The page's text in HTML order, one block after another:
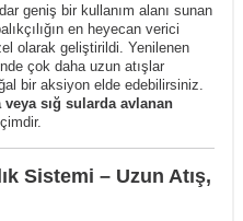
geniş bir kullanım alanı sunan
en heyecan verici
olarak geliştirildi. Yenilenen
çok daha uzun atışlar
bir aksiyon elde edebilirsiniz.
veya sığ sularda avlanan
Sistemi – Uzun Atış,